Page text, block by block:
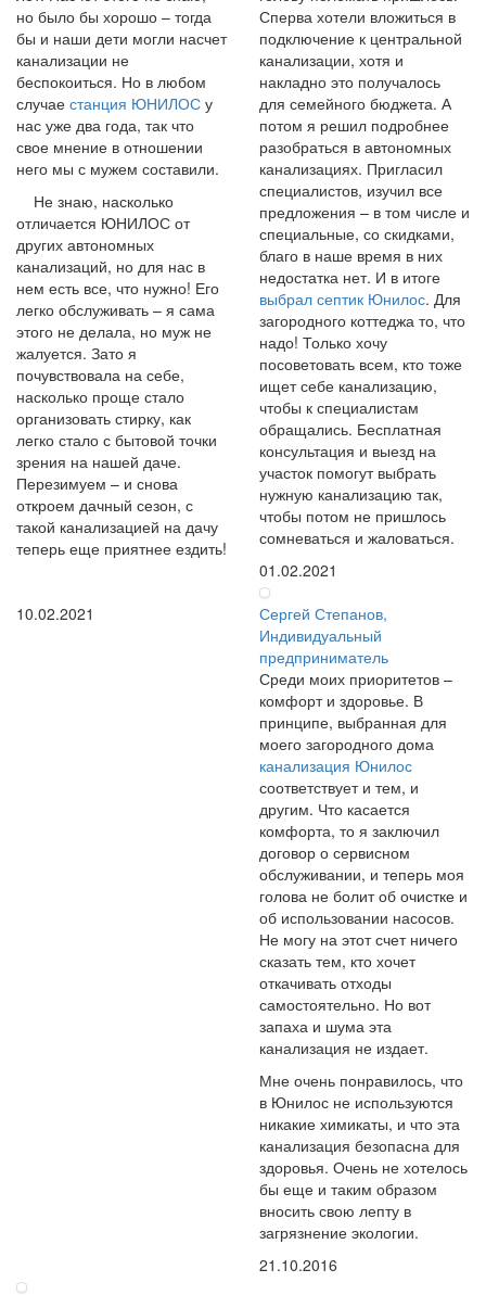
но было бы хорошо – тогда
бы и наши дети могли насчет
канализации не
беспокоиться. Но в любом
случае станция ЮНИЛОС у
нас уже два года, так что
свое мнение в отношении
него мы с мужем составили.
Не знаю, насколько
отличается ЮНИЛОС от
других автономных
канализаций, но для нас в
нем есть все, что нужно! Его
легко обслуживать – я сама
этого не делала, но муж не
жалуется. Зато я
почувствовала на себе,
насколько проще стало
организовать стирку, как
легко стало с бытовой точки
зрения на нашей даче.
Перезимуем – и снова
откроем дачный сезон, с
такой канализацией на дачу
теперь еще приятнее ездить!
10.02.2021
Сперва хотели вложиться в
подключение к центральной
канализации, хотя и
накладно это получалось
для семейного бюджета. А
потом я решил подробнее
разобраться в автономных
канализациях. Пригласил
специалистов, изучил все
предложения – в том числе и
специальные, со скидками,
благо в наше время в них
недостатка нет. И в итоге
выбрал септик Юнилос. Для
загородного коттеджа то, что
надо! Только хочу
посоветовать всем, кто тоже
ищет себе канализацию,
чтобы к специалистам
обращались. Бесплатная
консультация и выезд на
участок помогут выбрать
нужную канализацию так,
чтобы потом не пришлось
сомневаться и жаловаться.
01.02.2021
Сергей Степанов,
Индивидуальный
предприниматель
Среди моих приоритетов –
комфорт и здоровье. В
принципе, выбранная для
моего загородного дома
канализация Юнилос
соответствует и тем, и
другим. Что касается
комфорта, то я заключил
договор о сервисном
обслуживании, и теперь моя
голова не болит об очистке и
об использовании насосов.
Не могу на этот счет ничего
сказать тем, кто хочет
откачивать отходы
самостоятельно. Но вот
запаха и шума эта
канализация не издает.
Мне очень понравилось, что
в Юнилос не используются
никакие химикаты, и что эта
канализация безопасна для
здоровья. Очень не хотелось
бы еще и таким образом
вносить свою лепту в
загрязнение экологии.
21.10.2016